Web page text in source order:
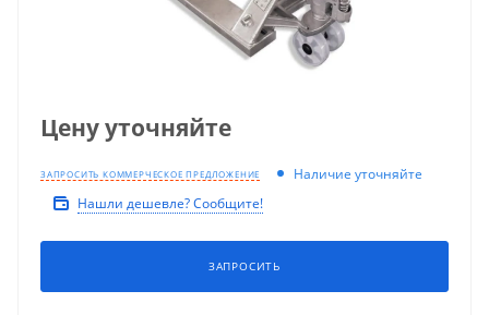
Цену уточняйте
ЗАПРОСИТЬ КОММЕРЧЕСКОЕ ПРЕДЛОЖЕНИЕ
Наличие уточняйте
Нашли дешевле? Сообщите!
ЗАПРОСИТЬ